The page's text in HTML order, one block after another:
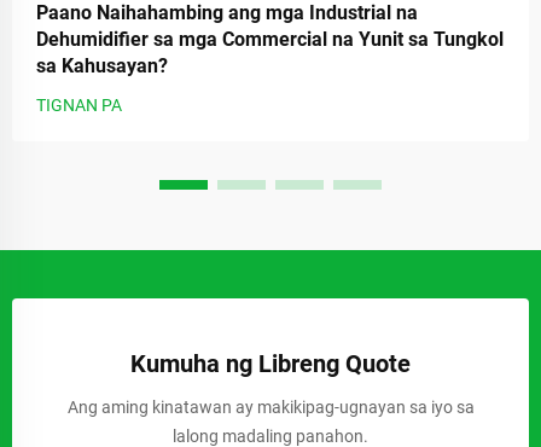
Paano Naihahambing ang mga Industrial na
Dehumidifier sa mga Commercial na Yunit sa Tungkol
sa Kahusayan?
TIGNAN PA
Kumuha ng Libreng Quote
Ang aming kinatawan ay makikipag-ugnayan sa iyo sa
lalong madaling panahon.